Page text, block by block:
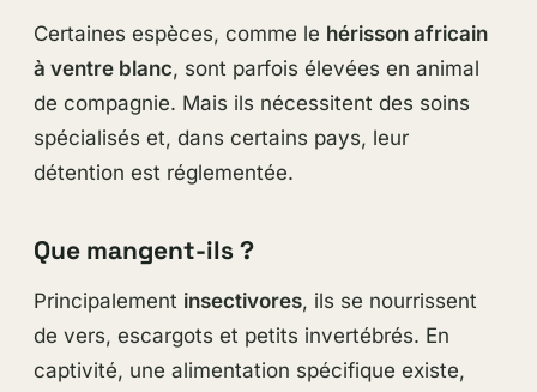
Certaines espèces, comme le hérisson africain
à ventre blanc, sont parfois élevées en animal
de compagnie. Mais ils nécessitent des soins
spécialisés et, dans certains pays, leur
détention est réglementée.
Que mangent-ils ?
Principalement insectivores, ils se nourrissent
de vers, escargots et petits invertébrés. En
captivité, une alimentation spécifique existe,